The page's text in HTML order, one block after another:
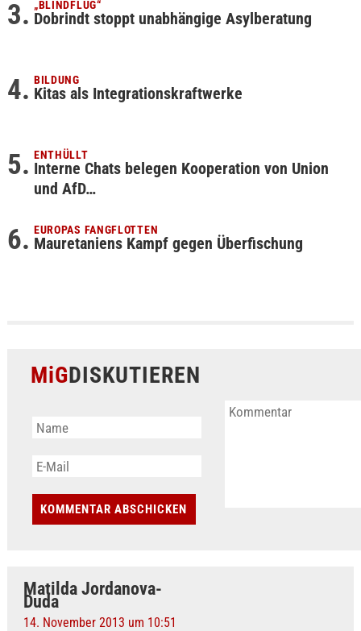
„BLINDFLUG“
Dobrindt stoppt unabhängige Asylberatung
BILDUNG
Kitas als Integrationskraftwerke
ENTHÜLLT
Interne Chats belegen Kooperation von Union
und AfD…
EUROPAS FANGFLOTTEN
Mauretaniens Kampf gegen Überfischung
MiGDISKUTIEREN
Matilda Jordanova-
Duda
14. November 2013 um 10:51